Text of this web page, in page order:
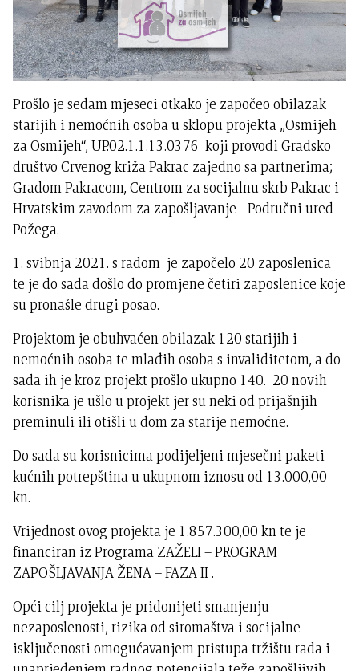
Prošlo je sedam mjeseci otkako je započeo obilazak
starijih i nemoćnih osoba u sklopu projekta „Osmijeh
za Osmijeh“, UP.02.1.1.13.0376 koji provodi Gradsko
društvo Crvenog križa Pakrac zajedno sa partnerima;
Gradom Pakracom, Centrom za socijalnu skrb Pakrac i
Hrvatskim zavodom za zapošljavanje - Područni ured
Požega.
1. svibnja 2021. s radom je započelo 20 zaposlenica
te je do sada došlo do promjene četiri zaposlenice koje
su pronašle drugi posao.
Projektom je obuhvaćen obilazak 120 starijih i
nemoćnih osoba te mlađih osoba s invaliditetom, a do
sada ih je kroz projekt prošlo ukupno 140. 20 novih
korisnika je ušlo u projekt jer su neki od prijašnjih
preminuli ili otišli u dom za starije nemoćne.
Do sada su korisnicima podijeljeni mjesečni paketi
kućnih potrepština u ukupnom iznosu od 13.000,00
kn.
Vrijednost ovog projekta je 1.857.300,00 kn te je
financiran iz Programa ZAŽELI – PROGRAM
ZAPOŠLJAVANJA ŽENA – FAZA II .
Opći cilj projekta je pridonijeti smanjenju
nezaposlenosti, rizika od siromaštva i socijalne
isključenosti omogućavanjem pristupa tržištu rada i